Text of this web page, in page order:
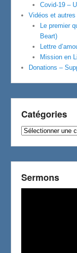
Covid-19 –
Vidéos et autres
Le premier
Beart)
Lettre
Mission en
Donations –
Catégories
Catégories
Sermons